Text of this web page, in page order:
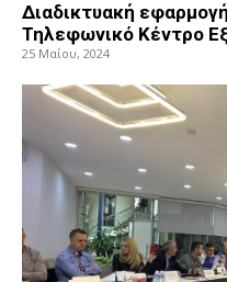
Διαδικτυακή
Τηλεφωνικό Κέντρο
25 Μαΐου, 2024